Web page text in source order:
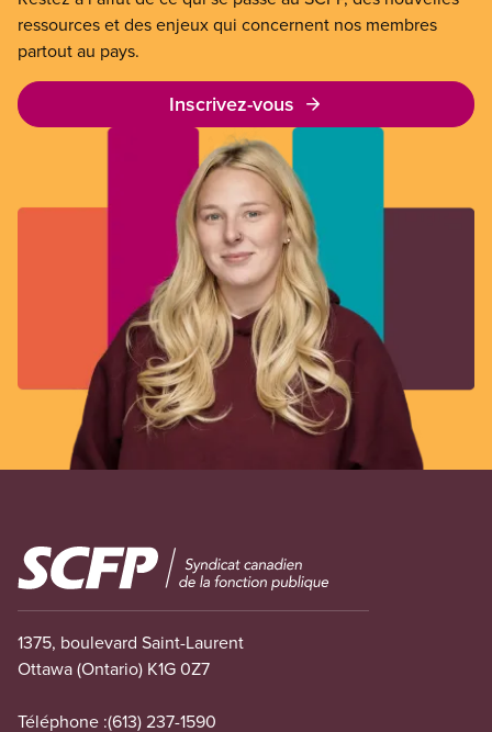
ressources et des enjeux qui concernent nos membres
partout au pays.
Inscrivez-vous
Image
1375, boulevard Saint-Laurent
Ottawa (Ontario) K1G 0Z7
Téléphone :(613) 237-1590